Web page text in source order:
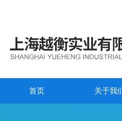
首页 关于我